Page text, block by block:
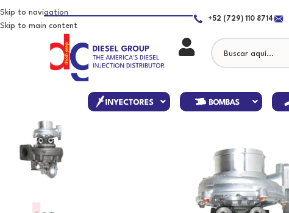
Skip to navigation
Skip to main content
+52 (729) 110 8714